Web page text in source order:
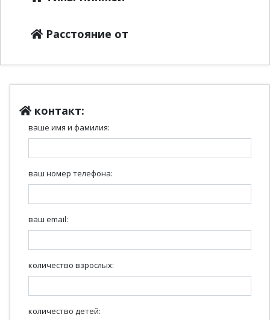
Расстояние от
контакт:
ваше имя и фамилия:
ваш номер телефона:
ваш email:
количество взрослых:
количество детей: